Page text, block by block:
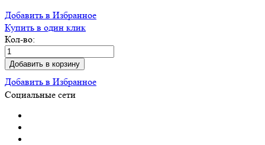
Добавить в Избранное
Купить в один клик
Кол-во:
Добавить в корзину
Добавить в Избранное
Социальные сети